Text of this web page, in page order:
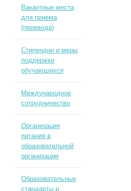
Вакантные места
для приема
(перевода)
Стипендии и меры
поддержки
обучающихся
Международное
сотрудничество
Организация
питания в
образовательной
организации
Образовательные
стандарты и